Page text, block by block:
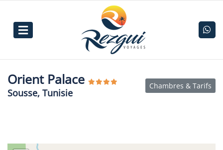
Orient Palace
Sousse, Tunisie
Chambres & Tarifs